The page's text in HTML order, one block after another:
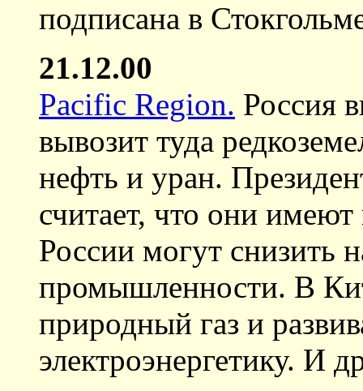
подписана в
21.12.00
Pacific Region. Россия
вывозит туда
нефть и уран.
считает, что они
России могут снизить
промышленности. В
природный газ и
электроэнергетику. И